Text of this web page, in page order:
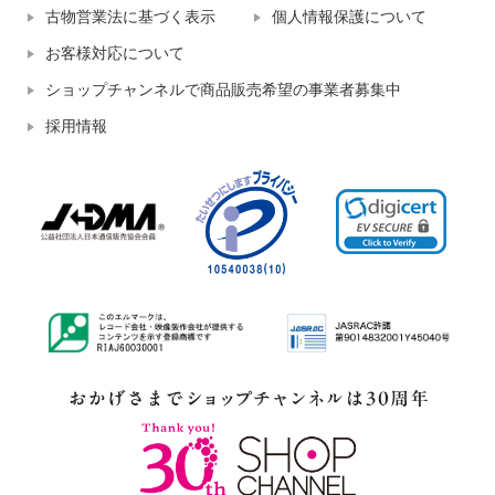
古物営業法に基づく表示 個人情報保護について
お客様対応について
ショップチャンネルで商品販売希望の事業者募集中
採用情報